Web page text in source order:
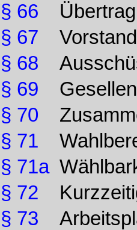
§ 66
§ 67
§ 68
§ 69
§ 70
§ 71
§ 71a
§ 72
§ 73